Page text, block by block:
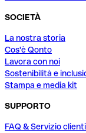
SOCIETÀ
La nostra storia
Cos'è Qonto
Lavora con noi
Sostenibilità e
Stampa e media kit
SUPPORTO
FAQ & Servizio clienti